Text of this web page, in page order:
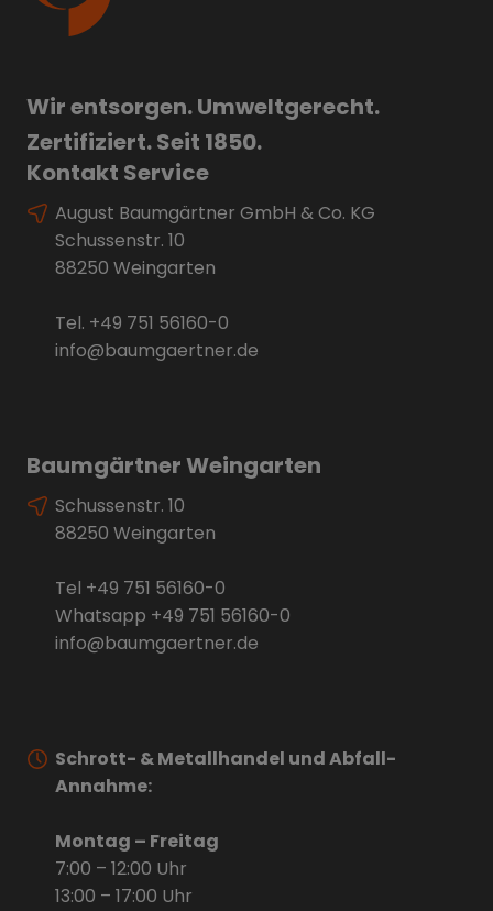
Wir entsorgen. Umweltgerecht.
Zertifiziert. Seit 1850.
Kontakt Service
August Baumgärtner GmbH & Co. KG
Schussenstr. 10
88250 Weingarten
Tel. +49 751 56160-0
info@baumgaertner.de
Baumgärtner Weingarten
Schussenstr. 10
88250 Weingarten
Tel +49 751 56160-0
Whatsapp +49 751 56160-0
info@baumgaertner.de
Schrott- & Metallhandel und Abfall-
Annahme:
Montag – Freitag
7:00 – 12:00 Uhr
13:00 – 17:00 Uhr